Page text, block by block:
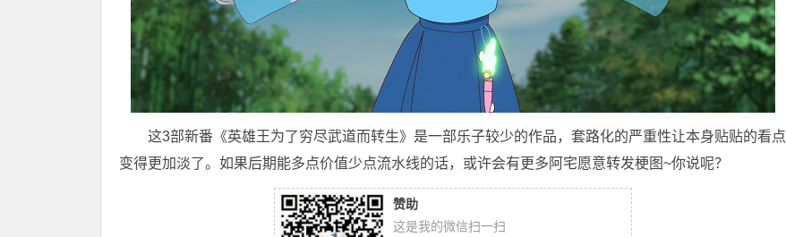
这3部新番《英雄王为了穷尽武道而转生》是一部乐子较少的作品，套路化的严重性让本身贴贴的看点
变得更加淡了。如果后期能多点价值少点流水线的话，或许会有更多阿宅愿意转发梗图~你说呢？
赞助
这是我的微信扫一扫